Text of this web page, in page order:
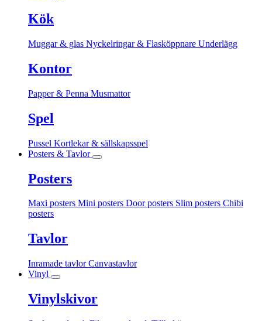
Kök
Muggar & glas Nyckelringar & Flasköppnare Underlägg
Kontor
Papper & Penna Musmattor
Spel
Pussel Kortlekar & sällskapsspel
Posters & Tavlor
Posters
Maxi posters Mini posters Door posters Slim posters Chibi
posters
Tavlor
Inramade tavlorCanvastavlor
Vinyl
Vinylskivor